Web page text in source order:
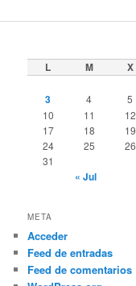
L M X
3 4 5
10
11 12
17
18 19
24
25 26
31
« Jul
META
Acceder
Feed de entradas
Feed de comentarios